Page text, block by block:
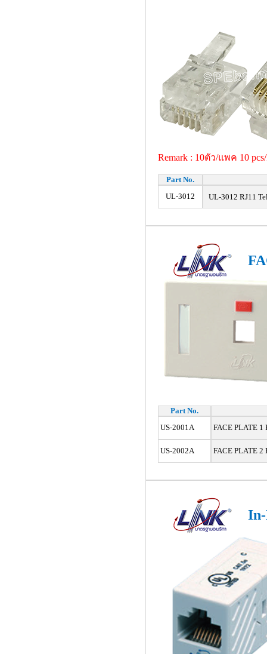
Remark : 10ตัว/แพค 10
Part No.
UL-3012
UL-3012 RJ11
Part No.
US-2001A
FACE PLATE 1
US-2002A FACE PLATE 2